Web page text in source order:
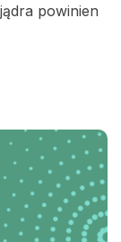
powinien